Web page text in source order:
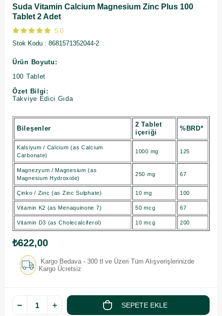
Suda Vitamin Calcium Magnesium Zinc Plus 100
Tablet 2 Adet
5.0
Stok Kodu
8681571352044-2
Ürün Boyutu:
100 Tablet
Özet Bilgi:
Takviye Edici Gıda
Bileşenler
2 Tablet
içeriği
%BRD*
Kalsiyum / Calcium (as Calcium
Carbonate)
1000 mg 125
Magnezyum / Magnesium (as
Magnesium Hydroxide)
250 mg 67
Çinko / Zinc (as Zinc Sulphate) 10 mg 100
Vitamin K2 (as Menaquinone 7) 50 mcg 67
Vitamin D3 (as Cholecalciferol) 10 mcg 200
₺622,00
Kargo Bedava - 300 tl ve Üzeri Tüm Alışverişlerinizde
Kargo Ücretsiz